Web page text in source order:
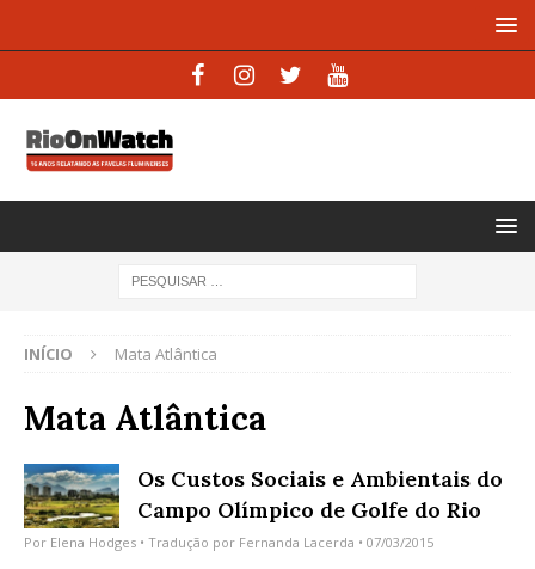
INÍCIO Mata Atlântica
Mata Atlântica
Os Custos Sociais e Ambientais do
Campo Olímpico de Golfe do Rio
Por Elena Hodges • Tradução por Fernanda Lacerda • 07/03/2015